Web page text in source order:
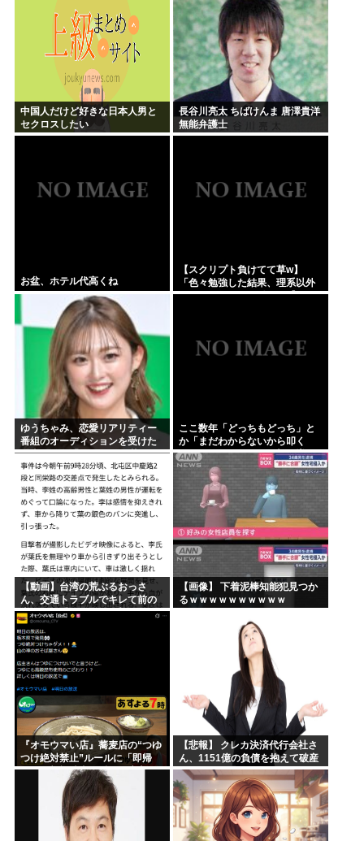
中国人だけど好きな日本人男と
セクロスしたい
長谷川亮太 ちばけんま 唐澤貴洋
無能弁護士
お盆、ホテル代高くね
【スクリプト負けてて草w】
「色々勉強した結果、理系以外
はエラー品だと気付いた【ガ
ゆうちゃみ、恋愛リアリティー
番組のオーディションを受けた
過去を激白「10回くらい落ちて
るんです」
ここ数年「どっちもどっち」と
か「まだわからないから叩く
な」とかゆうチキン野郎が増え
たけどどっから来たの？(´・ω・
【動画】台湾の荒ぶるおっさ
ん、交通トラブルでキレて前の
車の運転手をナイフで斬りつけ
るも壮絶な返り討ちにあう
【画像】 下着泥棒知能犯見つか
るｗｗｗｗｗｗｗｗｗｗ
『オモウマい店』蕎麦店の“つゆ
つけ絶対禁止”ルールに「即帰
る」一部視聴者が反発…店主に
【悲報】 クレカ決済代行会社さ
ん、1151億の負債を抱えて破産
←これヤバ過ぎるやろw w w w w
w wっw